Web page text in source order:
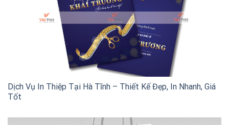
Dịch Vụ In Thiệp Tại Hà Tĩnh – Thiết Kế Đẹp, In Nhanh, Giá
Tốt